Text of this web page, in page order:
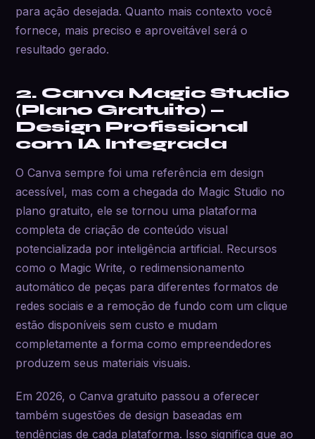
para ação desejada. Quanto mais contexto você
fornece, mais preciso e aproveitável será o
resultado gerado.
2. Canva Magic Studio
(Plano Gratuito) —
Design Profissional
com IA Integrada
O Canva sempre foi uma referência em design
acessível, mas com a chegada do Magic Studio no
plano gratuito, ele se tornou uma plataforma
completa de criação de conteúdo visual
potencializada por inteligência artificial. Recursos
como o Magic Write, o redimensionamento
automático de peças para diferentes formatos de
redes sociais e a remoção de fundo com um clique
estão disponíveis sem custo e mudam
completamente a forma como empreendedores
produzem seus materiais visuais.
Em 2026, o Canva gratuito passou a oferecer
também sugestões de design baseadas em
tendências de cada plataforma. Isso significa que ao